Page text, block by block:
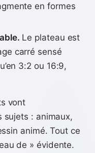
en formes
Le plateau est
carré sensé
3:2 ou 16:9,
vont
sujets : animaux,
animé. Tout ce
de » évidente.